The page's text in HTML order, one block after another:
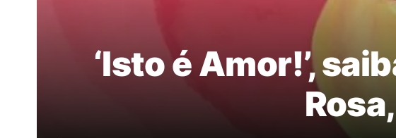
‘Isto é Amor!’,